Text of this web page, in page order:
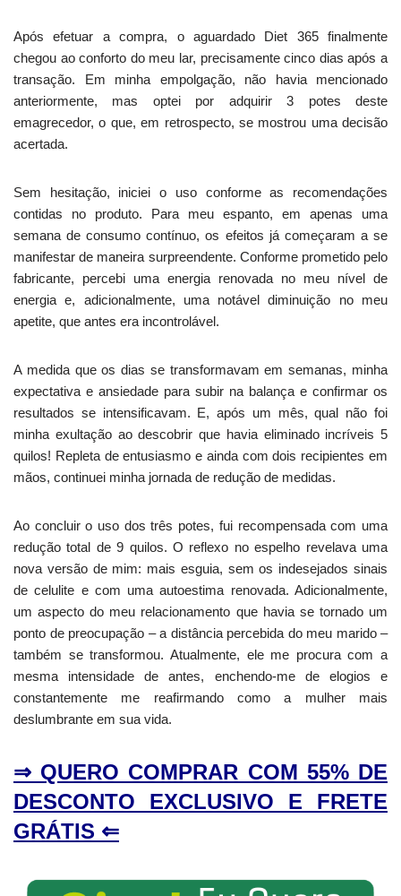
Após efetuar a compra, o aguardado Diet 365 finalmente
chegou ao conforto do meu lar, precisamente cinco dias após a
transação. Em minha empolgação, não havia mencionado
anteriormente, mas optei por adquirir 3 potes deste
emagrecedor, o que, em retrospecto, se mostrou uma decisão
acertada.
Sem hesitação, iniciei o uso conforme as recomendações
contidas no produto. Para meu espanto, em apenas uma
semana de consumo contínuo, os efeitos já começaram a se
manifestar de maneira surpreendente. Conforme prometido pelo
fabricante, percebi uma energia renovada no meu nível de
energia e, adicionalmente, uma notável diminuição no meu
apetite, que antes era incontrolável.
A medida que os dias se transformavam em semanas, minha
expectativa e ansiedade para subir na balança e confirmar os
resultados se intensificavam. E, após um mês, qual não foi
minha exultação ao descobrir que havia eliminado incríveis 5
quilos! Repleta de entusiasmo e ainda com dois recipientes em
mãos, continuei minha jornada de redução de medidas.
Ao concluir o uso dos três potes, fui recompensada com uma
redução total de 9 quilos. O reflexo no espelho revelava uma
nova versão de mim: mais esguia, sem os indesejados sinais
de celulite e com uma autoestima renovada. Adicionalmente,
um aspecto do meu relacionamento que havia se tornado um
ponto de preocupação – a distância percebida do meu marido –
também se transformou. Atualmente, ele me procura com a
mesma intensidade de antes, enchendo-me de elogios e
constantemente me reafirmando como a mulher mais
deslumbrante em sua vida.
⇒ QUERO COMPRAR COM 55% DE
DESCONTO EXCLUSIVO E FRETE
GRÁTIS ⇐